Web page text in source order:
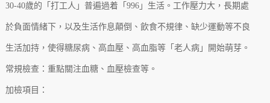
30-40歲的「打工人」普遍過着「996」生活。工作壓力大，長期處
於負面情緒下，以及生活作息顛倒、飲食不規律、缺少運動等不良
生活加持，使得糖尿病、高血壓、高血脂等「老人病」開始萌芽。
常規檢查：重點關注血糖、血壓檢查等。
加檢項目：